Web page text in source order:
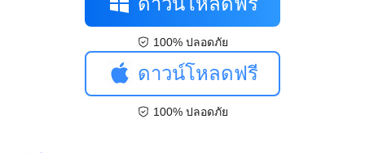
100% ปลอดภัย
ดาวน์โหลดฟรี
100% ปลอดภัย